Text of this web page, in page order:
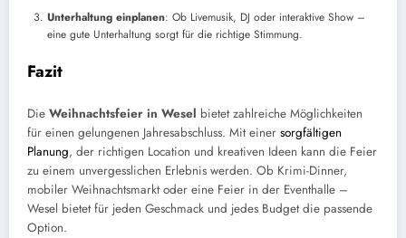
Unterhaltung einplanen: Ob Livemusik, DJ oder interaktive Show –
eine gute Unterhaltung sorgt für die richtige Stimmung.
Fazit
Die Weihnachtsfeier in Wesel bietet zahlreiche Möglichkeiten
für einen gelungenen Jahresabschluss. Mit einer sorgfältigen
Planung, der richtigen Location und kreativen Ideen kann die Feier
zu einem unvergesslichen Erlebnis werden. Ob Krimi-Dinner,
mobiler Weihnachtsmarkt oder eine Feier in der Eventhalle –
Wesel bietet für jeden Geschmack und jedes Budget die passende
Option.